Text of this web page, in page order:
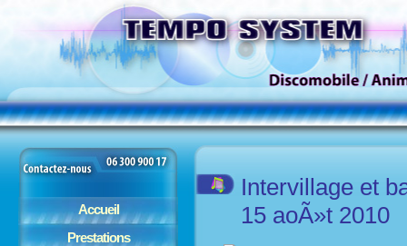
Accueil
Prestations
Intervillage et
15 aoÃ»t 2010